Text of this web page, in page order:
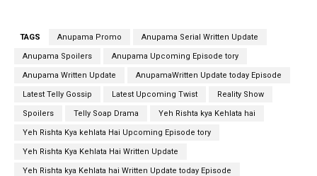
TAGS Anupama Promo Anupama Serial Written Update
Anupama Spoilers Anupama Upcoming Episode tory
Anupama Written Update AnupamaWritten Update today Episode
Latest Telly Gossip Latest Upcoming Twist Reality Show
Spoilers Telly Soap Drama Yeh Rishta kya Kehlata hai
Yeh Rishta Kya kehlata Hai Upcoming Episode tory
Yeh Rishta Kya Kehlata Hai Written Update
Yeh Rishta kya Kehlata hai Written Update today Episode